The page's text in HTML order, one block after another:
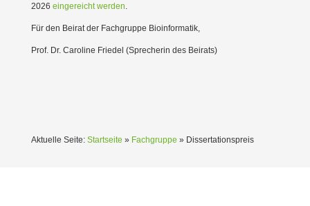
2026 einge­reicht werden
Für den Beirat der Fachgruppe Bioin­for­matik,
Prof. Dr. Caroline Friedel (Sprecherin des Beirats)
Aktuelle Seite: Startseite » Fachgruppe » Dissertationspreis